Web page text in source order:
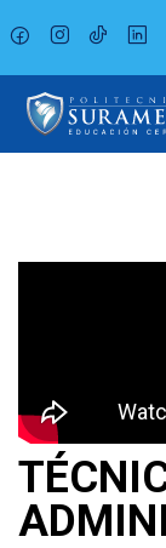
al
contenido